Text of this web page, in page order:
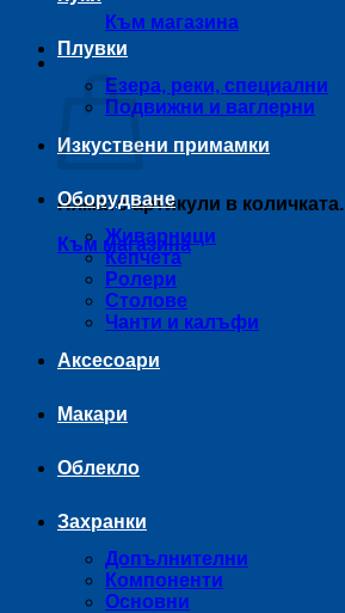
Към магазина
Количка
Нямате артикули в количката.
Към магазина
Плувки
Езера, реки, специални
Подвижни и ваглерни
Изкуствени примамки
Оборудване
Живарници
Кепчета
Ролери
Столове
Чанти и калъфи
Аксесоари
Макари
Облекло
Захранки
Допълнителни
Компоненти
Основни